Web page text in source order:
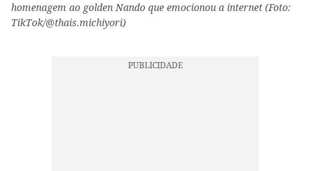
homenagem ao golden Nando que emocionou a internet (Foto:
TikTok/@thais.michiyori)